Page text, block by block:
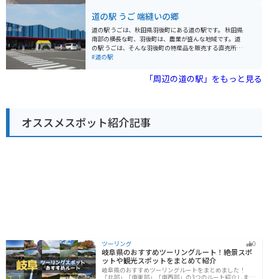
た郷土料理や、鳥海高原で育ったジャージー牛のソフト
クリームがおすすめです。 バイクで訪れる際は、道の駅
から鳥海ブルーラインを登るルートが人気です。全長約1
8kmのワインディングロードで、変化に富んだ景色を楽
しみながら走ることができます。山頂付近には駐車場も
ーリングの拠点としても最適です。
道の駅 うご 端縫いの郷
道の駅 うごは、秋田県羽後町にある道の駅です。 秋田県
南部の横長な町、羽後町は、農業が盛んな地域です。道
の駅 うごは、そんな羽後町の特産品を販売する直売所
や、地元の食材を使ったレストランが人気です。 特に、
されている「西馬音内盆踊り」をビデオで鑑賞すること
も魅力です。特に、町の東部にある栗駒山は、四季折々
の美しい景色を楽しむことができます。ドライブやツー
リングの途中に立ち寄ってみてはいかがでしょうか。
#道の駅
「周辺の道の駅」をもっと見る
オススメスポット紹介記事
ツーリング 0
岐阜県のおすすめツーリングルート！絶景スポ
ットや観光スポットをまとめて紹介
岐阜県のおすすめツーリングルートをまとめました！
「北部」「南東部」「南西部」の3つのルート紹介しま